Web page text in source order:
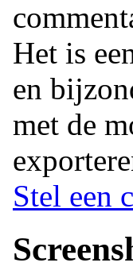
Het is
en
met de
Stel een